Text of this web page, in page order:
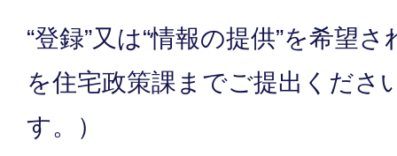
“登録”又は“情報の提供”を希望
を住宅政策課までご提出くださ
す。）